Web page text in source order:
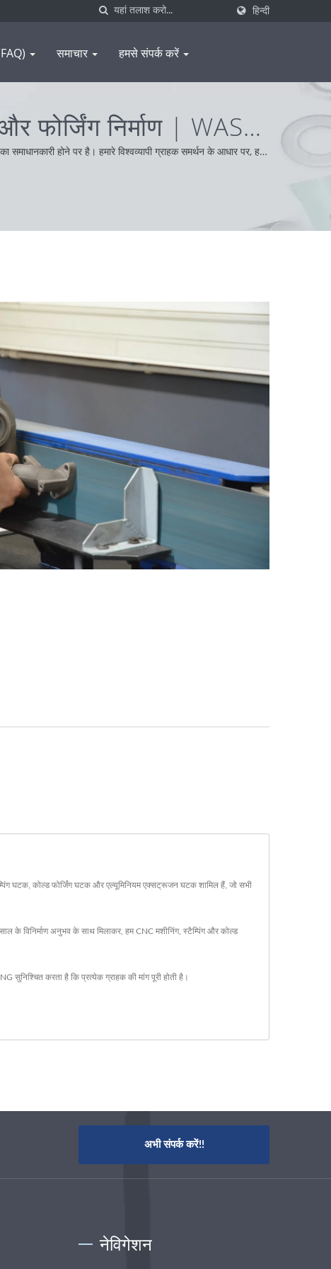
हिन्दी
समाचार हमसे संपर्क करें
फोर्जिंग निर्माण | WAS
होने पर है। हमारे विश्वव्यापी ग्राहक समर्थन के आधार पर, हम
करते हैं।
घटक, कोल्ड फोर्जिंग घटक और एल्यूमिनियम एक्सट्रूजन घटक शामिल हैं, जो सभी
के विनिर्माण अनुभव के साथ मिलाकर, हम CNC मशीनिंग, स्टैम्पिंग और कोल्ड
सुनिश्चित करता है कि प्रत्येक ग्राहक की मांग पूरी होती है।
अभी संपर्क करें!!
नेविगेशन